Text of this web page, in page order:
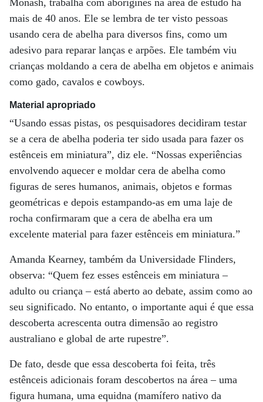
Monash, trabalha com aborígines na área de estudo há
mais de 40 anos. Ele se lembra de ter visto pessoas
usando cera de abelha para diversos fins, como um
adesivo para reparar lanças e arpões. Ele também viu
crianças moldando a cera de abelha em objetos e animais
como gado, cavalos e cowboys.
Material apropriado
“Usando essas pistas, os pesquisadores decidiram testar
se a cera de abelha poderia ter sido usada para fazer os
estênceis em miniatura”, diz ele. “Nossas experiências
envolvendo aquecer e moldar cera de abelha como
figuras de seres humanos, animais, objetos e formas
geométricas e depois estampando-as em uma laje de
rocha confirmaram que a cera de abelha era um
excelente material para fazer estênceis em miniatura.”
Amanda Kearney, também da Universidade Flinders,
observa: “Quem fez esses estênceis em miniatura –
adulto ou criança – está aberto ao debate, assim como ao
seu significado. No entanto, o importante aqui é que essa
descoberta acrescenta outra dimensão ao registro
australiano e global de arte rupestre”.
De fato, desde que essa descoberta foi feita, três
estênceis adicionais foram descobertos na área – uma
figura humana, uma equidna (mamífero nativo da